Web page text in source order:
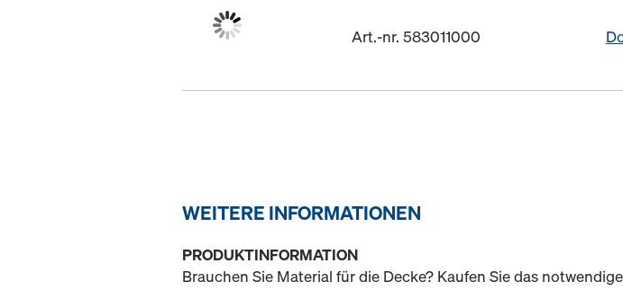
Art.-nr. 583011000
WEITERE INFORMATIONEN
PRODUKTINFORMATION
Brauchen Sie Material für die Decke? Kaufen Sie das